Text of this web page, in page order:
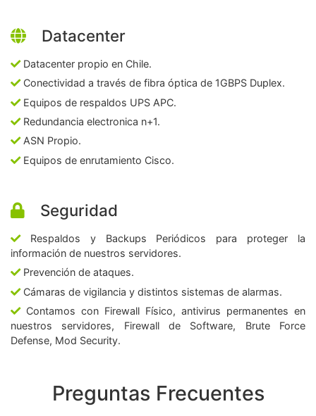
Datacenter
Datacenter propio en Chile.
Conectividad a través de fibra óptica de 1GBPS Duplex.
Equipos de respaldos UPS APC.
Redundancia electronica n+1.
ASN Propio.
Equipos de enrutamiento Cisco.
Seguridad
Respaldos y Backups Periódicos para proteger la
información de nuestros servidores.
Prevención de ataques.
Cámaras de vigilancia y distintos sistemas de alarmas.
Contamos con Firewall Físico, antivirus permanentes en
nuestros servidores, Firewall de Software, Brute Force
Defense, Mod Security.
Preguntas Frecuentes